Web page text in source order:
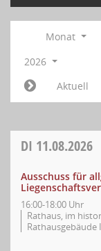
Monat
2026
Aktuell
DI 11.08.2026
Ausschuss für
16:00-18:00 Uhr
Rathaus, im
Rathausgebäude